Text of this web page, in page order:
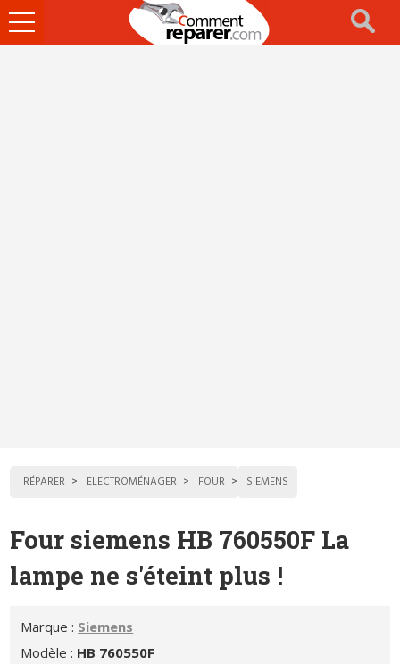
Ouvrir
le
RÉPARER ELECTROMÉNAGER FOUR SIEMENS
Four siemens HB 760550F La
lampe ne s'éteint plus !
Marque : Siemens
Modèle : HB 760550F